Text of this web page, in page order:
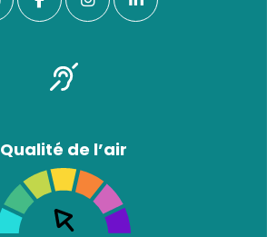
Qualité de l’air